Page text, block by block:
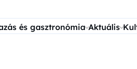
és gasztronómia Aktuális